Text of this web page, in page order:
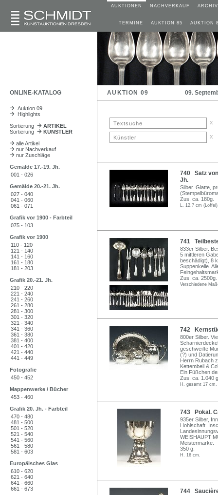
AUKTIONEN NACHVERKAUF ARCHIV
TERMINE AUKTION 85 AUKTION
ONLINE-KATALOG AUKTION 09 09.
Auktion 09
Highlights
Sortierung
ARTIKEL
Sortierung
KÜNSTLER
alle Artikel
nur Nachverkauf
nur Zuschläge
Gemälde 17.-19. Jh.
001 - 026
Gemälde 20.-21. Jh.
027 - 040
041 - 060
061 - 071
Grafik vor 1900 - Farbteil
075 - 103
Grafik vor 1900
110 - 120
121 - 140
141 - 160
161 - 180
181 - 203
Grafik 20.-21. Jh.
210 - 220
221 - 240
241 - 260
261 - 280
281 - 300
301 - 320
321 - 340
341 - 360
361 - 380
381 - 400
401 - 420
421 - 440
441 - 449
Fotografie
450 - 452
Mappenwerke / Bücher
453 - 460
Grafik 20. Jh. - Farbteil
470 - 480
481 - 500
501 - 520
521 - 540
541 - 560
561 - 580
581 - 603
Europäisches Glas
610 - 620
621 - 640
641 - 660
661 - 673
x
x
740 Satz
Jh.
Silber. Glatte,
Zus. ca. 180g.
L. 12,7 cm
741
833er Silber.
5 mittleren
beschädigt), 8
Suppenkelle.
Zus. ca. 2500g.
Verschiedene
742
800er Silber.
geschweifte
(?) und
Herrn Rubach
Kettembeil &
Ein Füßchen
Zus. ca. 1.040
H. gesamt 17 cm.
743 Pokal.
935er Silber,
Hohlschaft.
WEISHAUPT
Meistermarke.
350 g.
H. 16 cm.
744